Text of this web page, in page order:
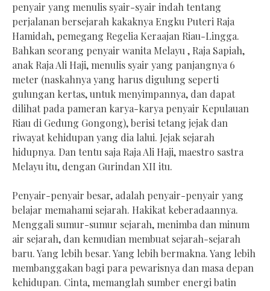
penyair yang menulis syair-syair indah tentang
perjalanan bersejarah kakaknya Engku Puteri Raja
Hamidah, pemegang Regelia Keraajan Riau-Lingga.
Bahkan seorang penyair wanita Melayu , Raja Sapiah,
anak Raja Ali Haji, menulis syair yang panjangnya 6
meter (naskahnya yang harus digulung seperti
gulungan kertas, untuk menyimpannya, dan dapat
dilihat pada pameran karya-karya penyair Kepulauan
Riau di Gedung Gongong), berisi tetang jejak dan
riwayat kehidupan yang dia lalui. Jejak sejarah
hidupnya. Dan tentu saja Raja Ali Haji, maestro sastra
Melayu itu, dengan Gurindan XII itu.
Penyair-penyair besar, adalah penyair-penyair yang
belajar memahami sejarah. Hakikat keberadaannya.
Menggali sumur-sumur sejarah, menimba dan minum
air sejarah, dan kemudian membuat sejarah-sejarah
baru. Yang lebih besar. Yang lebih bermakna. Yang lebih
membanggakan bagi para pewarisnya dan masa depan
kehidupan. Cinta, memanglah sumber energi batin